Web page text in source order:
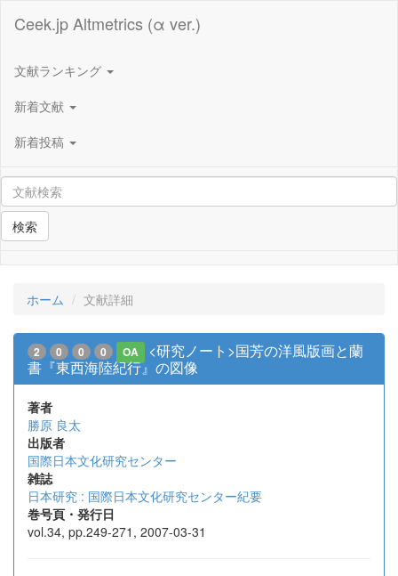
Ceek.jp Altmetrics (α ver.)
文献ランキング
新着文献
新着投稿
検索
ホーム 文献詳細
2 0 0 0 OA
<研究ノート>国芳の洋風版画と蘭
書『東西海陸紀行』の図像
著者
勝原 良太
出版者
国際日本文化研究センター
雑誌
日本研究 : 国際日本文化研究センター紀要
巻号頁・発行日
vol.34, pp.249-271, 2007-03-31